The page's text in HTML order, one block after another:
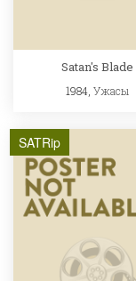
Satan's Blade
1984,Ужасы
SATRip